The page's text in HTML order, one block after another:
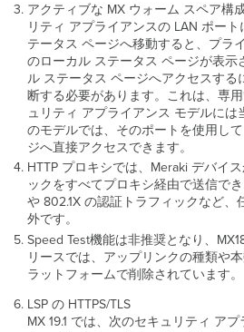
アクティブな MX ウォーム スペア構
リティ アプライアンスの LAN ポー
テータス ページへ移動すると、プラ
のローカル ステータス ページが表示
ル ステータス ページへアクセスする
断する必要があります。これは、専
ュリティ アプライアンス モデルには
のモデルでは、そのポートを使用し
ジへ直接アクセスできます。
HTTP プロキシでは、Meraki デバイ
ックをすべてプロキシ経由で送信で
や 802.1X の認証トラフィックなど、
外です。
Speed Test機能は非推奨となり、
リースでは、アップリンクの種類や
ラットフォームで削除されています。
LSP の HTTPS/TLS
MX 19.1 では、次のセキュリティ ア